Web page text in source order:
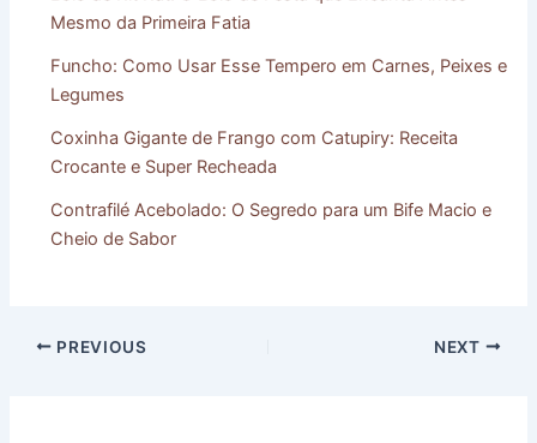
Mesmo da Primeira Fatia
Funcho: Como Usar Esse Tempero em Carnes, Peixes e
Legumes
Coxinha Gigante de Frango com Catupiry: Receita
Crocante e Super Recheada
Contrafilé Acebolado: O Segredo para um Bife Macio e
Cheio de Sabor
PREVIOUS NEXT